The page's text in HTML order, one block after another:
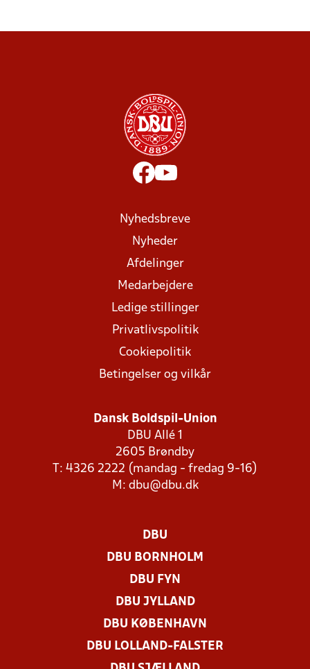
Nyhedsbreve
Nyheder
Afdelinger
Medarbejdere
Ledige stillinger
Privatlivspolitik
Cookiepolitik
Betingelser og vilkår
Dansk Boldspil-Union
DBU Allé 1
2605 Brøndby
T: 4326 2222 (mandag - fredag 9-16)
M: dbu@dbu.dk
DBU
DBU BORNHOLM
DBU FYN
DBU JYLLAND
DBU KØBENHAVN
DBU LOLLAND-FALSTER